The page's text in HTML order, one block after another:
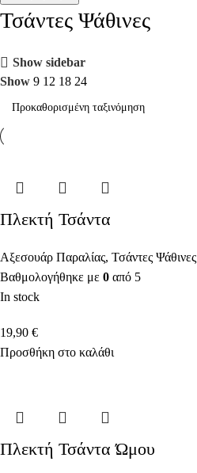
Τσάντες Ψάθινες
Show sidebar
Show 9 12 18 24
Πλεκτή Τσάντα
Αξεσουάρ Παραλίας, Τσάντες Ψάθινες
Βαθμολογήθηκε με 0 από 5
In stock
19,90 €
Προσθήκη στο καλάθι
Πλεκτή Τσάντα Ώμου